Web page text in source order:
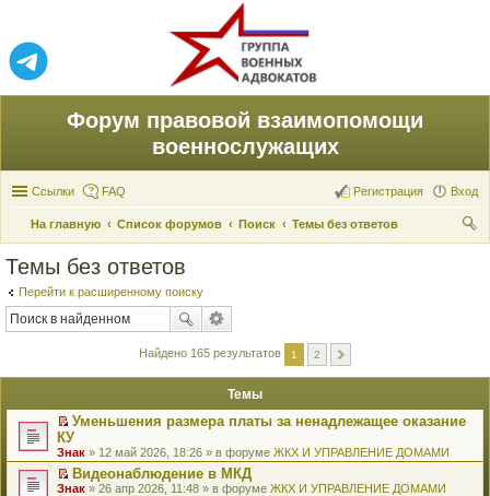
Форум правовой взаимопомощи
военнослужащих
Ссылки FAQ Вход
Регистрация
На главную Список форумов Поиск
Темы без ответов
Темы без ответов
Перейти к расширенному поиску
Найдено 165 результатов 1 2
Темы
П
е
р
е
й
Уменьшения размера платы за ненадлежащее оказание
КУ
Знак » 12 май 2026, 18:26 » в форуме ЖКХ И УПРАВЛЕНИЕ ДОМАМИ
П
Видеонаблюдение в МКД
Знак » 26 апр 2026, 11:48 » в форуме ЖКХ И УПРАВЛЕНИЕ ДОМАМИ